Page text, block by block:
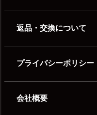
返品・交換について
プライバシーポリシー
会社概要